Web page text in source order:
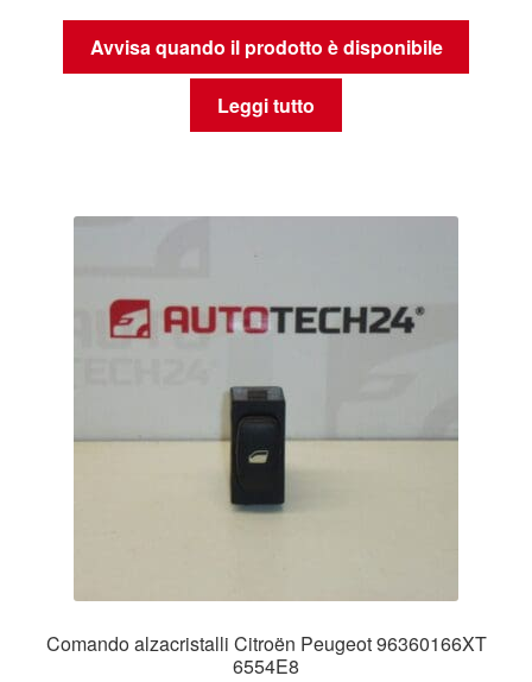
Avvisa quando il prodotto è disponibile
Leggi tutto
Comando alzacristalli Citroën Peugeot 96360166XT
6554E8